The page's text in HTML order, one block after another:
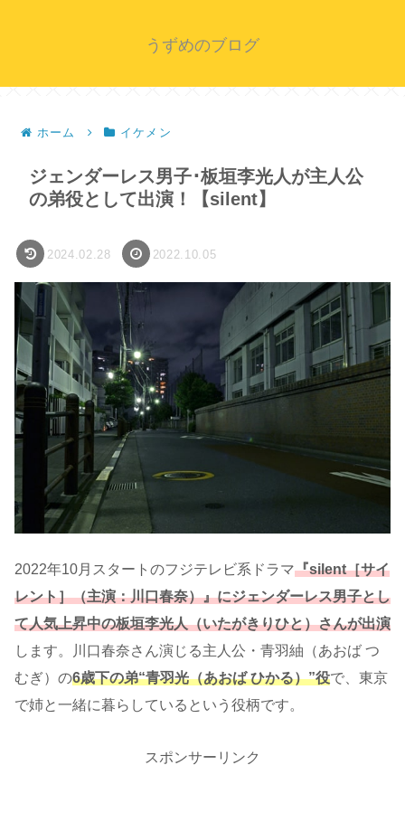
うずめのブログ
ホーム イケメン
ジェンダーレス男子･板垣李光人が主人公
の弟役として出演！【silent】
2024.02.28 2022.10.05
2022年10月スタートのフジテレビ系ドラマ『silent［サイ
レント］（主演：川口春奈）』にジェンダーレス男子とし
て人気上昇中の板垣李光人（いたがきりひと）さんが出演
します。川口春奈さん演じる主人公・青羽紬（あおば つ
むぎ）の6歳下の弟“青羽光（あおば ひかる）”役で、東京
で姉と一緒に暮らしているという役柄です。
スポンサーリンク